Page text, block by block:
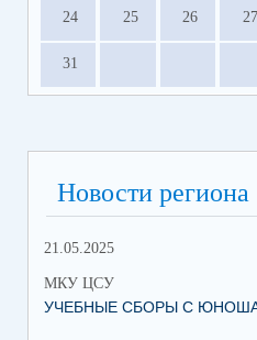
24 25 26 27
31
Новости региона
21.05.2025
МКУ ЦСУ
УЧЕБНЫЕ СБОРЫ С